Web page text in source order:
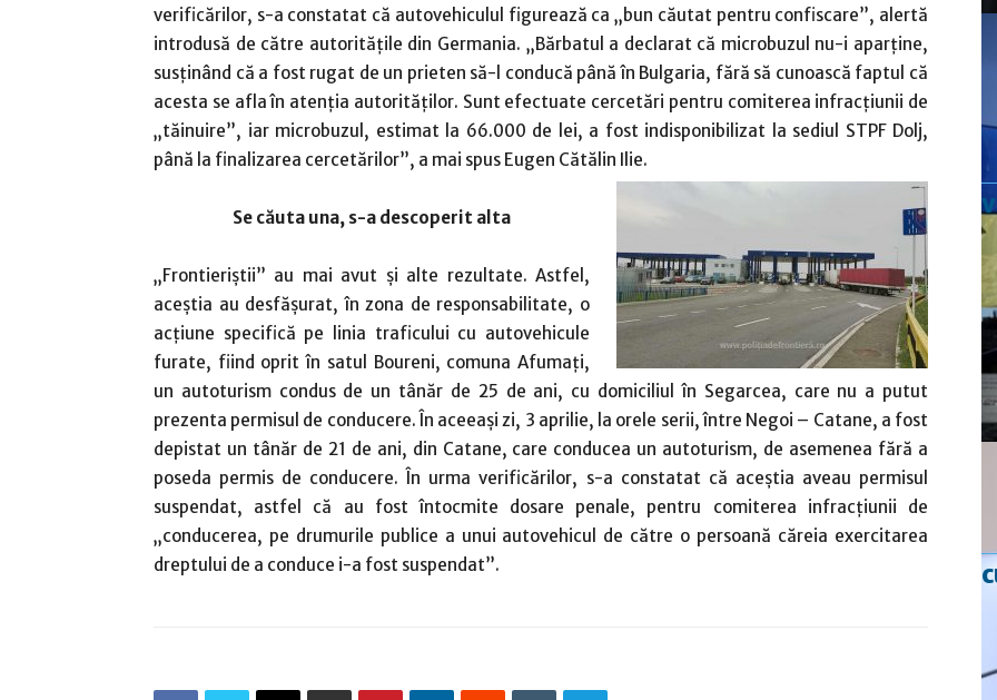
verificărilor, s-a constatat că autovehiculul figurează ca „bun căutat pentru confiscare”, alertă
introdusă de către autorităţile din Germania. „Bărbatul a declarat că microbuzul nu-i aparţine,
susţinând că a fost rugat de un prieten să-l conducă până în Bulgaria, fără să cunoască faptul că
acesta se afla în atenţia autorităţilor. Sunt efectuate cercetări pentru comiterea infracţiunii de
„tăinuire”, iar microbuzul, estimat la 66.000 de lei, a fost indisponibilizat la sediul STPF Dolj,
până la finalizarea cercetărilor”, a mai spus Eugen Cătălin Ilie.
Se căuta una, s-a descoperit alta
„Frontieriştii” au mai avut şi alte rezultate. Astfel,
aceştia au desfăşurat, în zona de responsabilitate, o
acţiune specifică pe linia traficului cu autovehicule
furate, fiind oprit în satul Boureni, comuna Afumaţi,
un autoturism condus de un tânăr de 25 de ani, cu domiciliul în Segarcea, care nu a putut
prezenta permisul de conducere. În aceeaşi zi, 3 aprilie, la orele serii, între Negoi – Catane, a fost
depistat un tânăr de 21 de ani, din Catane, care conducea un autoturism, de asemenea fără a
poseda permis de conducere. În urma verificărilor, s-a constatat că aceştia aveau permisul
suspendat, astfel că au fost întocmite dosare penale, pentru comiterea infracţiunii de
„conducerea, pe drumurile publice a unui autovehicul de către o persoană căreia exercitarea
dreptului de a conduce i-a fost suspendat”.